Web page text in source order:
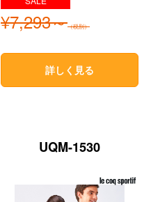
¥7,293～（税別）
詳しく見る
UQM-1530